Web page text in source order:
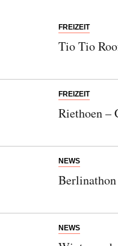
FREIZEIT
Tio Tio
FREIZEIT
Riethoen –
NEWS
NEWS